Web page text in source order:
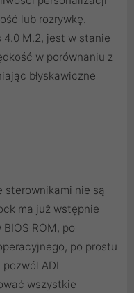
lub rozrywkę.
4.0 M.2, jest w stanie
w porównaniu z
błyskawiczne
sterownikami nie są
ma już wstępnie
ROM, po
po prostu
ADI
wszystkie